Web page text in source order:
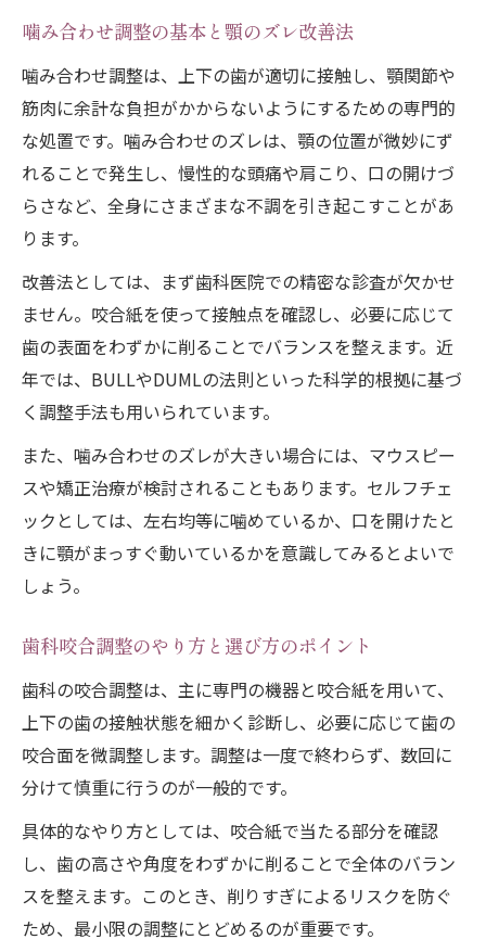
正しい噛み合わせを見極めるポイント
噛み合わせセルフチェック時の注意点
顎のズレを感じた時のセルフ対処法
顎関節の違和感と噛み合わせ調整のポイント
顎関節の違和感と噛み合わせの関係性
噛み合わせ調整で改善する症状の特徴
噛み合わせのズレが引き起こす全身症状
噛み合わせ治療後の顎の反応と注意点
噛み合わせ調整後に痛む時の正しい対策
噛み合わせ調整後に痛みが出る理由と対策
噛み合わせ調整後の違和感とセルフケア方
法
調整後の痛みが続く時の受診目安
噛み合わせの違和感を軽減する日常習慣
歯を削る噛み合わせ調整のメリットと注意点
歯を削る噛み合わせ調整の主なメリット
噛み合わせ調整で削る際の注意事項
削る方法とセルフケアの違いを知る
噛み合わせ調整時のリスク回避法
削りすぎを防ぐための歯科選びポイント
削りすぎによるリスクを未然に防ぐ方法
噛み合わせ調整で削りすぎを防ぐ工夫
噛み合わせ調整の基本と顎のズレ改善法
噛み合わせ調整は、上下の歯が適切に接触し、顎関節や
筋肉に余計な負担がかからないようにするための専門的
な処置です。噛み合わせのズレは、顎の位置が微妙にず
れることで発生し、慢性的な頭痛や肩こり、口の開けづ
らさなど、全身にさまざまな不調を引き起こすことがあ
ります。
改善法としては、まず歯科医院での精密な診査が欠かせ
ません。咬合紙を使って接触点を確認し、必要に応じて
歯の表面をわずかに削ることでバランスを整えます。近
年では、BULLやDUMLの法則といった科学的根拠に基づ
く調整手法も用いられています。
また、噛み合わせのズレが大きい場合には、マウスピー
スや矯正治療が検討されることもあります。セルフチェ
ックとしては、左右均等に噛めているか、口を開けたと
きに顎がまっすぐ動いているかを意識してみるとよいで
しょう。
歯科咬合調整のやり方と選び方のポイント
歯科の咬合調整は、主に専門の機器と咬合紙を用いて、
上下の歯の接触状態を細かく診断し、必要に応じて歯の
咬合面を微調整します。調整は一度で終わらず、数回に
分けて慎重に行うのが一般的です。
具体的なやり方としては、咬合紙で当たる部分を確認
し、歯の高さや角度をわずかに削ることで全体のバラン
スを整えます。このとき、削りすぎによるリスクを防ぐ
ため、最小限の調整にとどめるのが重要です。